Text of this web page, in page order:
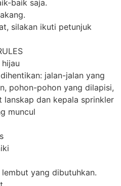
baik saja.
silakan ikuti petunjuk
jalan-jalan yang
pohon-pohon yang dilapisi,
dan kepala sprinkler
muncul
yang dibutuhkan.